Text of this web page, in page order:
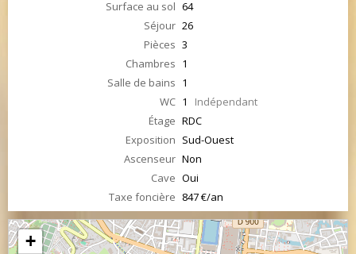
Surface au sol 64
Séjour 26
Pièces 3
Chambres 1
Salle de bains 1
WC 1 Indépendant
Étage RDC
Exposition Sud-Ouest
Ascenseur Non
Cave Oui
Taxe foncière 847 €/an
+